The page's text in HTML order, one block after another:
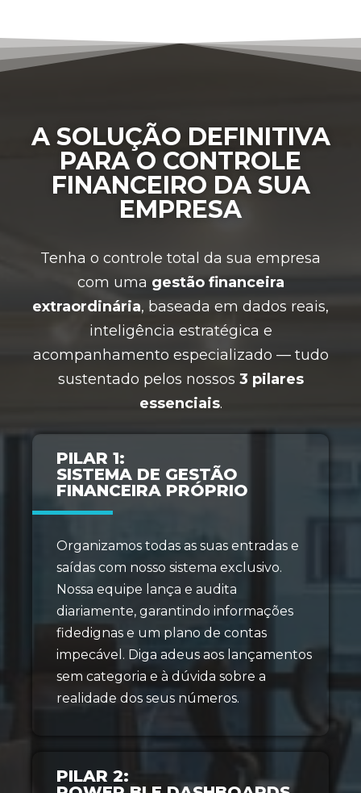
A SOLUÇÃO DEFINITIVA
PARA O CONTROLE
FINANCEIRO DA SUA
EMPRESA
Tenha o controle total da sua empresa
com uma gestão financeira
extraordinária, baseada em dados reais,
inteligência estratégica e
acompanhamento especializado — tudo
sustentado pelos nossos 3 pilares
essenciais.
PILAR 1:
SISTEMA DE GESTÃO
FINANCEIRA PRÓPRIO
Organizamos todas as suas entradas e
saídas com nosso sistema exclusivo.
Nossa equipe lança e audita
diariamente, garantindo informações
fidedignas e um plano de contas
impecável. Diga adeus aos lançamentos
sem categoria e à dúvida sobre a
realidade dos seus números.
PILAR 2: